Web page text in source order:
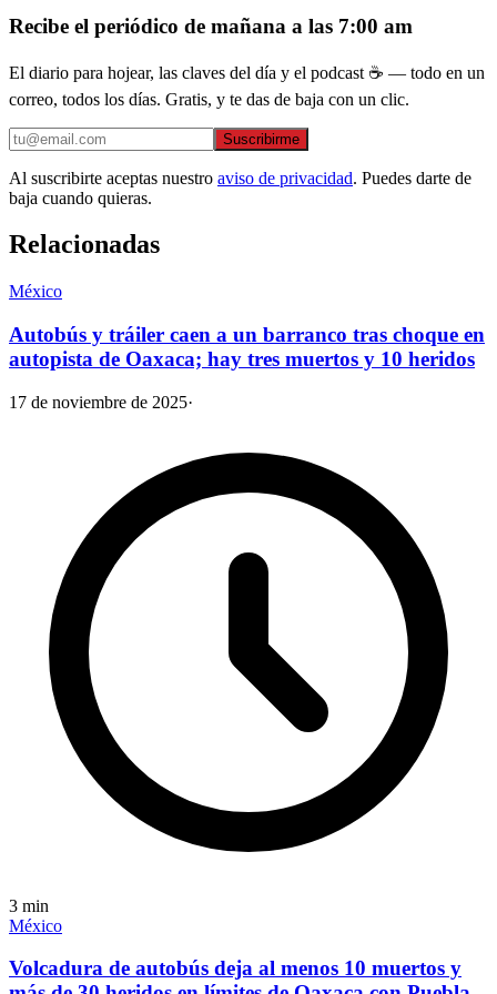
Recibe el periódico de mañana a las 7:00 am
El diario para hojear, las claves del día y el podcast ☕ — todo en un
correo, todos los días. Gratis, y te das de baja con un clic.
Suscribirme
Al suscribirte aceptas nuestro aviso de privacidad. Puedes darte de
baja cuando quieras.
Relacionadas
México
Autobús y tráiler caen a un barranco tras choque en
autopista de Oaxaca; hay tres muertos y 10 heridos
17 de noviembre de 2025·
3 min
México
Volcadura de autobús deja al menos 10 muertos y